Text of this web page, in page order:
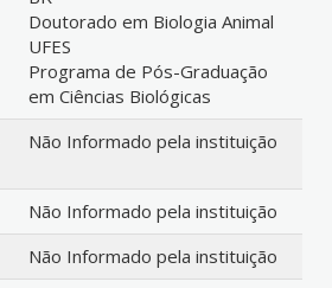
Doutorado em Biologia Animal
UFES
Programa de Pós-Graduação
em Ciências Biológicas
Não Informado pela instituição
Não Informado pela instituição
Não Informado pela instituição